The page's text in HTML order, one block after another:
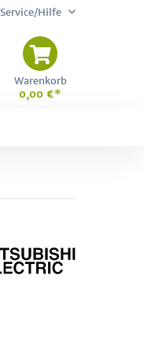
Service/Hilfe
Warenkorb
0,00 €*